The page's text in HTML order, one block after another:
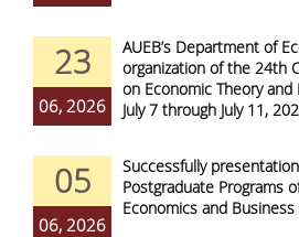
23
06, 2026
AUEB’s Department of
organization of the 24th
on Economic Theory
July 7 through July 11,
05
06, 2026
Successfully
Postgraduate Programs
Economics and Business